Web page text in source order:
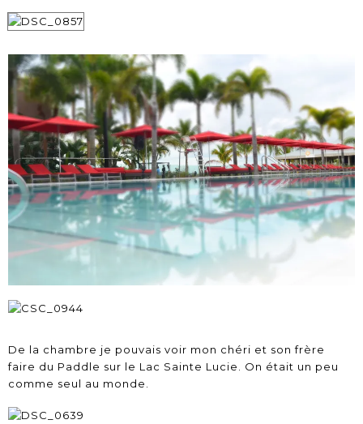
De la chambre je pouvais voir mon chéri et son frère
faire du Paddle sur le Lac Sainte Lucie. On était un peu
comme seul au monde.